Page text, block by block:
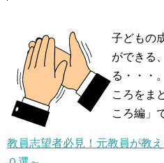
子どもの
ができる
る・・・
ころをま
ころ編」
教員志望者必見！元教員が教